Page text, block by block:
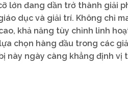
lớn đang dần trở thành giải
dục và giải trí. Không chỉ
khả năng tùy chỉnh linh
chọn hàng đầu trong các
này ngày càng khẳng định vị